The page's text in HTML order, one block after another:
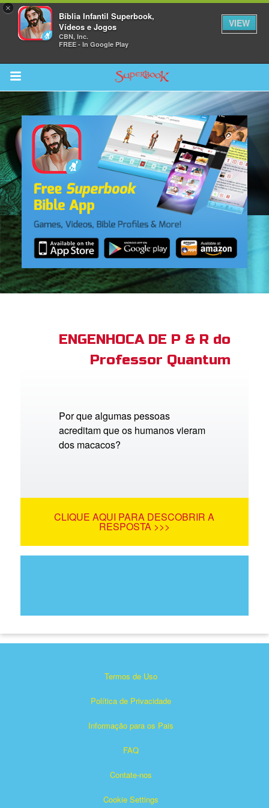
×
Bíblia Infantil Superbook,
Vídeos e Jogos
CBN, Inc.
FREE - In Google Play
VIEW
Return to Content
Bible App
ENGENHOCA DE P & R do
Professor Quantum
Por que algumas pessoas
acreditam que os humanos vieram
dos macacos?
CLIQUE AQUI PARA DESCOBRIR A
RESPOSTA >>>
Termos de Uso
Política de Privacidade
Informação para os Pais
FAQ
Contate-nos
Cookie Settings